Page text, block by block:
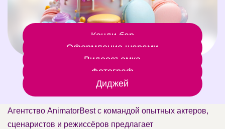
Кенди бар
Оформление шарами
Видеосъемка
Фотограф
Диджей
Агентство AnimatorBest с командой опытных актеров,
сценаристов и режиссёров предлагает